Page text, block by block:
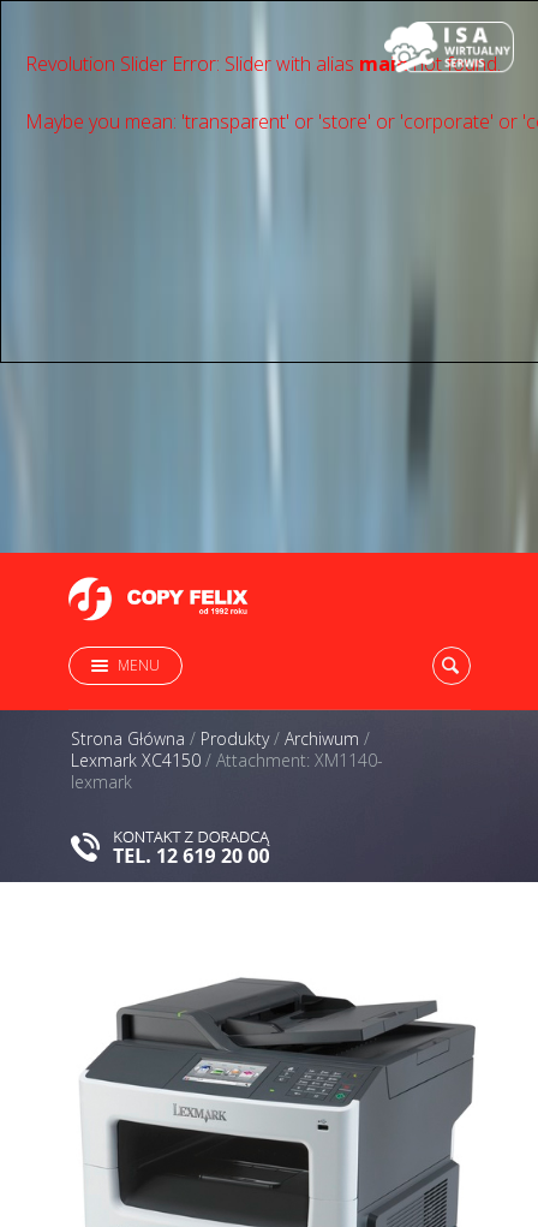
Revolution Slider Error: Slider with alias mainnot found.
Maybe you mean: 'transparent' or 'store' or 'сorporate' or
MENU
Strona Główna / Produkty/ Archiwum /
Lexmark XC4150 / Attachment: XM1140-
lexmark